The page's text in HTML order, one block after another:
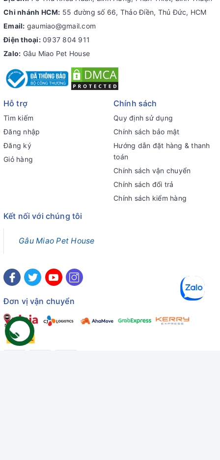
Chi nhánh HCM: 55 đường số 66, Thảo Điền, Thủ Đức, HCM
Email: gaumiao@gmail.com
Điện thoại: 0937 804 911
Zalo: Gâu Miao Pet House
Hỗ trợ
Tìm kiếm
Đăng nhập
Đăng ký
Giỏ hàng
Chính sách
Quy định sử dụng
Chính sách bảo mật
Hướng dẫn đặt hàng & thanh
toán
Chính sách vận chuyển
Chính sách đổi trả
Chính sách kiểm hàng
Kết nối với chúng tôi
Gâu Miao Pet House
Đơn vị vận chuyển